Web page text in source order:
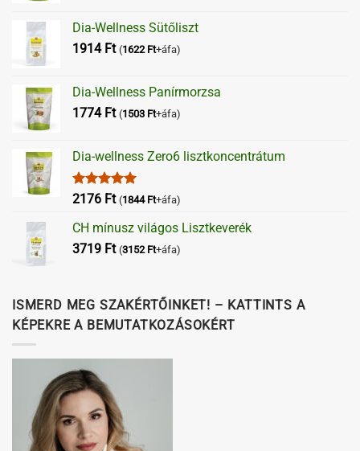
Dia-Wellness Sütőliszt
1914 Ft (1622 Ft+áfa)
Dia-Wellness Panírmorzsa
1774 Ft (1503 Ft+áfa)
Dia-wellness Zero6 lisztkoncentrátum
Értékelés:
2176 Ft (1844 Ft+áfa)
CH mínusz világos Lisztkeverék
3719 Ft (3152 Ft+áfa)
ISMERD MEG SZAKÉRTŐINKET! – KATTINTS A
KÉPEKRE A BEMUTATKOZÁSOKÉRT